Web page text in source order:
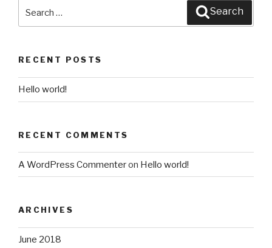
Search
RECENT POSTS
Hello world!
RECENT COMMENTS
A WordPress Commenteron Hello world!
ARCHIVES
June 2018